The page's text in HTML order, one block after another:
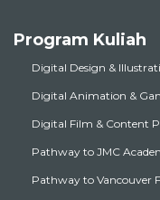
Program Kuliah
Digital Design &
Digital Animation &
Digital Film & Content
Pathway to JMC
Pathway to Vancouver